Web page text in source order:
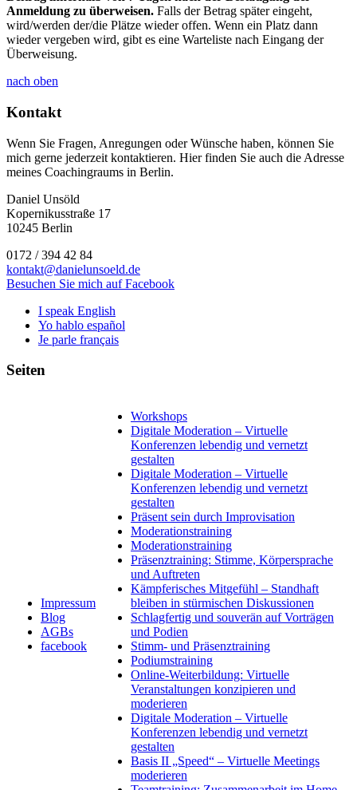
Anmeldung zu überweisen. Falls der Betrag später eingeht,
wird/werden der/die Plätze wieder offen. Wenn ein Platz dann
wieder vergeben wird, gibt es eine Warteliste nach Eingang der
Überweisung.
nach oben
Kontakt
Wenn Sie Fragen, Anregungen oder Wünsche haben, können Sie
mich gerne jederzeit kontaktieren. Hier finden Sie auch die Adresse
meines Coachingraums in Berlin.
Daniel Unsöld
Kopernikusstraße 17
10245 Berlin
0172 / 394 42 84
kontakt@danielunsoeld.de
Besuchen Sie mich auf Facebook
I speak English
Yo hablo español
Je parle français
Seiten
Impressum
Blog
AGBs
facebook
Workshops
Digitale Moderation – Virtuelle
Konferenzen lebendig und vernetzt
gestalten
Digitale Moderation – Virtuelle
Konferenzen lebendig und vernetzt
gestalten
Präsent sein durch Improvisation
Moderationstraining
Moderationstraining
Präsenztraining: Stimme, Körpersprache
und Auftreten
Kämpferisches Mitgefühl – Standhaft
bleiben in stürmischen Diskussionen
Schlagfertig und souverän auf Vorträgen
und Podien
Stimm- und Präsenztraining
Podiumstraining
Online-Weiterbildung: Virtuelle
Veranstaltungen konzipieren und
moderieren
Digitale Moderation – Virtuelle
Konferenzen lebendig und vernetzt
gestalten
Basis II „Speed“ – Virtuelle Meetings
moderieren